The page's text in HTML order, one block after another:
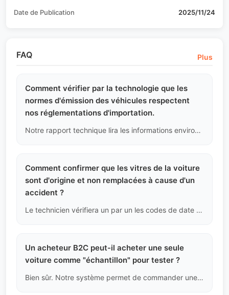
Date de Publication 2025/11/24
FAQ Plus
Comment vérifier par la technologie que les
normes d'émission des véhicules respectent
nos réglementations d'importation.
Notre rapport technique lira les informations environnementales du véhicule fournies lors de sa fabrication (y compris les certifications Euro V, Euro VI, etc.). Vous devez soumettre les données spécifiques sur les limites d'émission que nous fournissons (comme les émissions de CO, THC, NOx en grammes) à votre ministère de l'environnement ou aux douanes pour une comparaison de conformité.
Comment confirmer que les vitres de la voiture
sont d'origine et non remplacées à cause d'un
accident ?
Le technicien vérifiera un par un les codes de date de production et le logo de marque dans le coin inférieur gauche de toutes les vitres (y compris le pare-brise, les quatre portes et la lunette arrière) pour s'assurer qu'ils correspondent à la date de fabrication indiquée sur la plaque signalétique du véhicule. Si une vitre a une date postérieure à celle de la fabrication du véhicule, cela sera enregistré comme preuve d'un remplacement dû à un dommage.
Un acheteur B2C peut-il acheter une seule
voiture comme "échantillon" pour tester ?
Bien sûr. Notre système permet de commander une seule unité. Cependant, objectivement, les frais d'expédition maritime, de traitement des documents et de dédouanement au port de destination pour une seule voiture sont très élevés. Nous conseillons aux acheteurs individuels de calculer le coût total avant de prendre une décision.